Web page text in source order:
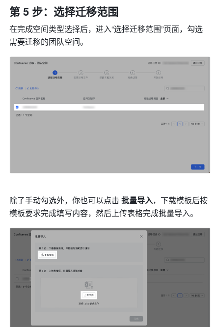
第 5 步：选择迁移范围
在完成空间类型选择后，进入“选择迁移范围”页面，勾选
需要迁移的团队空间。
除了手动勾选外，你也可以点击 批量导入，下载模板后按
模板要求完成填写内容，然后上传表格完成批量导入。